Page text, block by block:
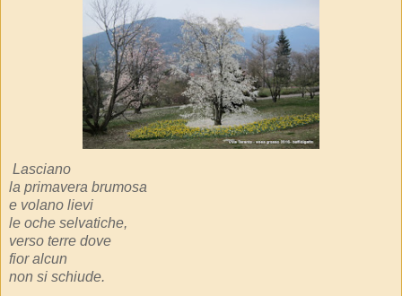
Lasciano
la primavera brumosa
e volano lievi
le oche selvatiche,
verso terre dove
fior alcun
non si schiude.